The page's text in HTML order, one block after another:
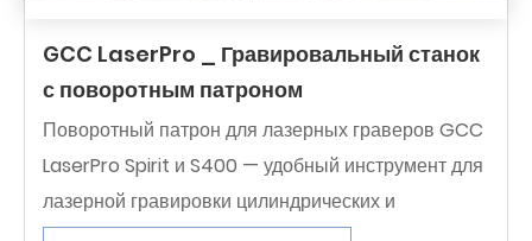
GCC LaserPro _ Гравировальный станок
с поворотным патроном
Поворотный патрон для лазерных граверов GCC
LaserPro Spirit и S400 — удобный инструмент для
лазерной гравировки цилиндрических и